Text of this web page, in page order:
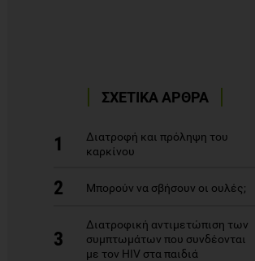
ΣΧΕΤΙΚΑ ΑΡΘΡΑ
1
Διατροφή και πρόληψη του
καρκίνου
2 Μπορούν να σβήσουν οι ουλές;
3
Διατροφική αντιμετώπιση των
συμπτωμάτων που συνδέονται
με τον HIV στα παιδιά